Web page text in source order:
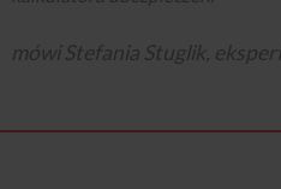
mówi Stefania Stuglik,